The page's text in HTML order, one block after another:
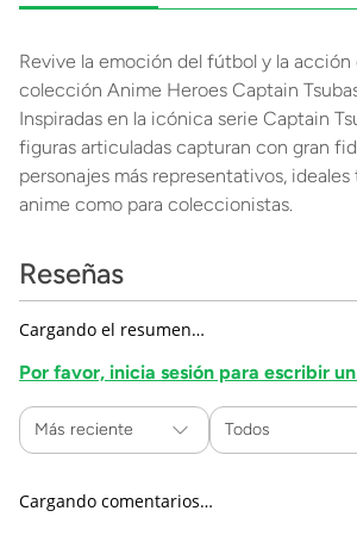
Revive la emoción del fútbol y la acción
colección Anime Heroes Captain
Inspiradas en la icónica serie Captain
figuras articuladas capturan con gran
personajes más representativos,
anime como para coleccionistas.
Reseñas
Cargando el resumen…
Por favor, inicia sesión para escribir
Más reciente Todos
Cargando comentarios…